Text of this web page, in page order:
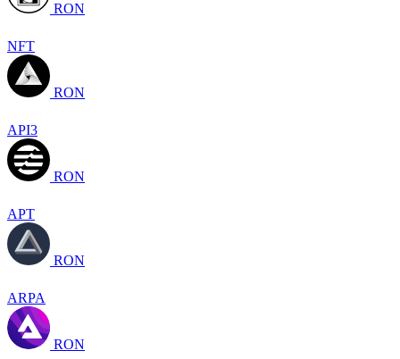
RON
NFT
RON
API3
RON
APT
RON
ARPA
RON